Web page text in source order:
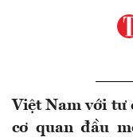
Việt Nam với tư
cơ quan đầu